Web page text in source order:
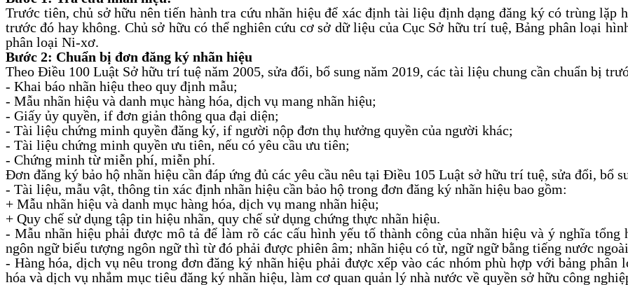
Trước tiên, chủ sở hữu nên tiến hành tra cứu nhãn hiệu để xác định tài liệu định dạng đăng ký có trùng lặp
trước đó hay không. Chủ sở hữu có thể nghiên cứu cơ sở dữ liệu của Cục Sở hữu trí tuệ, Bảng phân loại
phân loại Ni-xơ.
Bước 2: Chuẩn bị đơn đăng ký nhãn hiệu
Theo Điều 100 Luật Sở hữu trí tuệ năm 2005, sửa đổi, bổ sung năm 2019, các tài liệu chung cần chuẩn bị
- Khai báo nhãn hiệu theo quy định mẫu;
- Mẫu nhãn hiệu và danh mục hàng hóa, dịch vụ mang nhãn hiệu;
- Giấy ủy quyền, if đơn giản thông qua đại diện;
- Tài liệu chứng minh quyền đăng ký, if người nộp đơn thụ hưởng quyền của người khác;
- Tài liệu chứng minh quyền ưu tiên, nếu có yêu cầu ưu tiên;
- Chứng minh từ miễn phí, miễn phí.
Đơn đăng ký bảo hộ nhãn hiệu cần đáp ứng đủ các yêu cầu nêu tại Điều 105 Luật sở hữu trí tuệ, sửa đổi, bổ
- Tài liệu, mẫu vật, thông tin xác định nhãn hiệu cần bảo hộ trong đơn đăng ký nhãn hiệu bao gồm:
+ Mẫu nhãn hiệu và danh mục hàng hóa, dịch vụ mang nhãn hiệu;
+ Quy chế sử dụng tập tin hiệu nhãn, quy chế sử dụng chứng thực nhãn hiệu.
- Mẫu nhãn hiệu phải được mô tả để làm rõ các cấu hình yếu tố thành công của nhãn hiệu và ý nghĩa
ngôn ngữ biểu tượng ngôn ngữ thì từ đó phải được phiên âm; nhãn hiệu có từ, ngữ ngữ bằng tiếng nước
- Hàng hóa, dịch vụ nêu trong đơn đăng ký nhãn hiệu phải được xếp vào các nhóm phù hợp với bảng
hóa và dịch vụ nhắm mục tiêu đăng ký nhãn hiệu, làm cơ quan quản lý nhà nước về quyền sở hữu công